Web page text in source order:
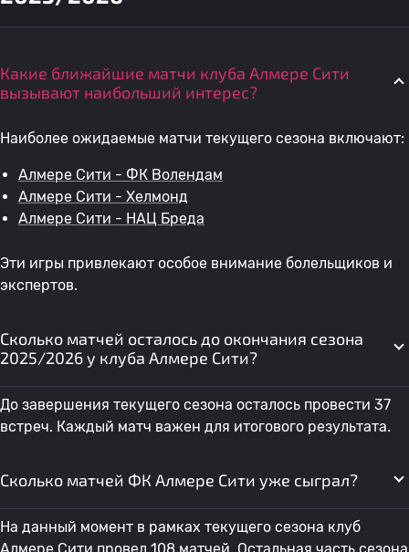
Какие ближайшие матчи клуба Алмере Сити
вызывают наибольший интерес?
Наиболее ожидаемые матчи текущего сезона включают:
Алмере Сити - ФК Волендам
Алмере Сити - Хелмонд
Алмере Сити - НАЦ Бреда
Эти игры привлекают особое внимание болельщиков и
экспертов.
Сколько матчей осталось до окончания сезона
2025/2026 у клуба Алмере Сити?
До завершения текущего сезона осталось провести 37
встреч. Каждый матч важен для итогового результата.
Сколько матчей ФК Алмере Сити уже сыграл?
На данный момент в рамках текущего сезона клуб